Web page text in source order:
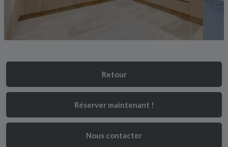
Retour
Réserver maintenant !
Nous contacter